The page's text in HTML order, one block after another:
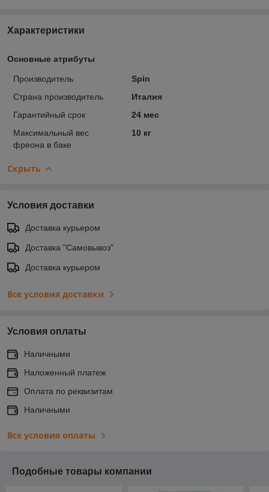
Характеристики
Основные атрибуты
Производитель
Spin
Страна производитель
Италия
Гарантийный срок
24 мес
Максимальный вес
фреона в баке
10 кг
Скрыть
Условия доставки
Доставка курьером
Доставка "Самовывоз"
Доставка курьером
Все условия доставки
Условия оплаты
Наличными
Наложенный платеж
Оплата по реквизитам
Наличными
Все условия оплаты
Подобные товары компании